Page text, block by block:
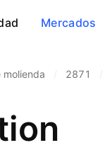
Mercados
2871